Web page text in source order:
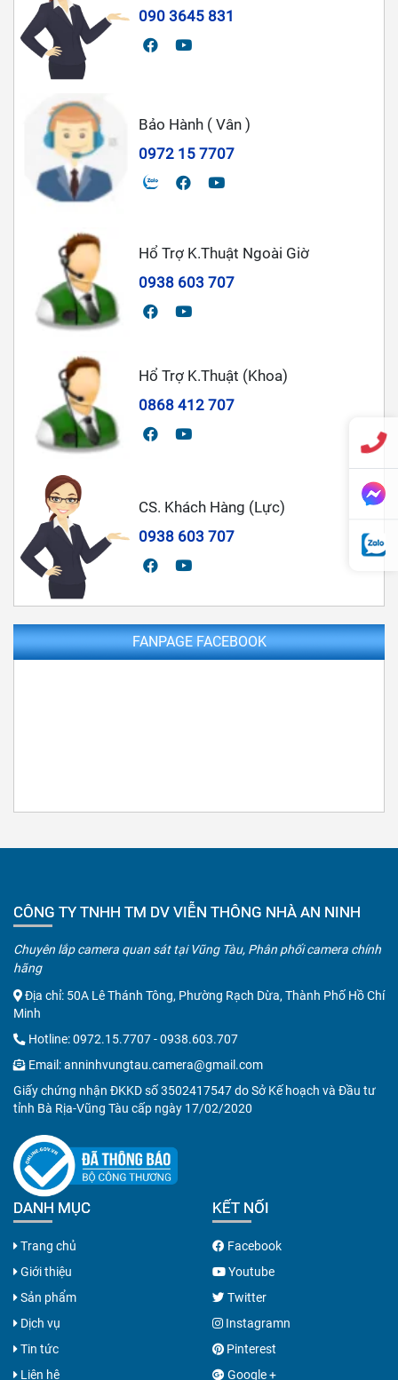
090 3645 831
Bảo Hành ( Vân )
0972 15 7707
Hổ Trợ K.Thuật Ngoài Giờ
0938 603 707
Hổ Trợ K.Thuật (Khoa)
0868 412 707
CS. Khách Hàng (Lực)
0938 603 707
FANPAGE FACEBOOK
CÔNG TY TNHH TM DV VIỄN THÔNG NHÀ AN NINH
Chuyên lắp camera quan sát tại Vũng Tàu, Phân phối camera chính
hãng
Địa chỉ: 50A Lê Thánh Tông, Phường Rạch Dừa, Thành Phố Hồ Chí
Minh
Hotline:0972.15.7707-0938.603.707
Email:anninhvungtau.camera@gmail.com
Giấy chứng nhận ĐKKD số 3502417547 do Sở Kế hoạch và Đầu tư
tỉnh Bà Rịa-Vũng Tàu cấp ngày 17/02/2020
DANH MỤC
Trang chủ
Giới thiệu
Sản phẩm
Dịch vụ
Tin tức
Liên hệ
KẾT NỐI
Facebook
Youtube
Twitter
Instagramn
Pinterest
Google +